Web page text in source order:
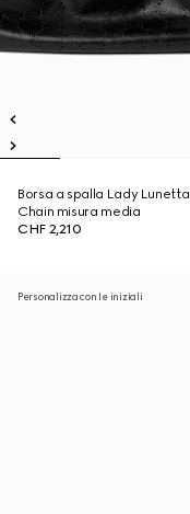
Borsa a spalla Lady Lunetta
Chain misura media
CHF 2,210
Personalizza con le iniziali